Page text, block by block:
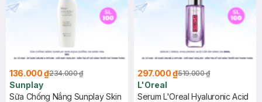
136.000 ₫234.000 ₫
Sunplay
Sữa Chống Nắng Sunplay Skin
297.000 ₫519.000 ₫
L'Oreal
Serum L'Oreal Hyaluronic Acid